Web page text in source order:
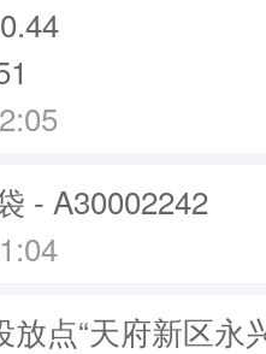
- A30002242
点“天府新区永